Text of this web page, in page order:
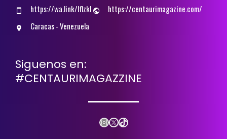
https://wa.link/lflzkl
https://centaurimagazine.com/
Caracas - Venezuela
Siguenos en:
#CENTAURIMAGAZZINE